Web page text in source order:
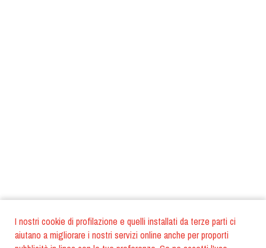
I nostri cookie di profilazione e quelli installati da terze parti ci
aiutano a migliorare i nostri servizi online anche per proporti